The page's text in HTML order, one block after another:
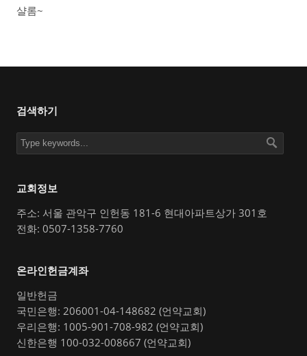
샬롬~
검색하기
교회정보
주소: 서울 관악구 인헌동 181-6 현대아파트상가 301호
전화: 0507-1358-7760
온라인헌금계좌
일반헌금
국민은행: 206001-04-148682 (언약교회)
우리은행: 1005-901-708-982 (언약교회)
신한은행 100-032-008667 (언약교회)